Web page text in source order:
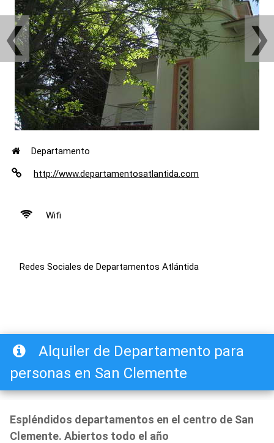
❮ ❯
Departamento
http://www.departamentosatlantida.com
Wifi
Redes Sociales de Departamentos Atlántida
Alquiler de Departamento para
personas en San Clemente
Espléndidos departamentos en el centro de San
Clemente. Abiertos todo el año